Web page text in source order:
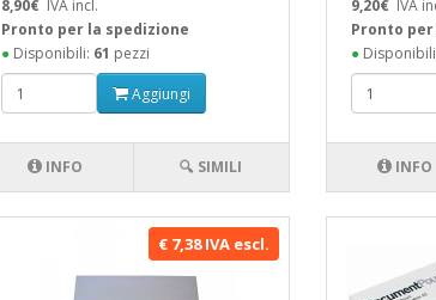
8,90€ IVA incl.
Pronto per la spedizione
●Disponibili: 61 pezzi
Aggiungi
INFO 🔍 SIMILI
9,20€ IVA
Pronto
●
INFO
€ 7,38 IVA escl.